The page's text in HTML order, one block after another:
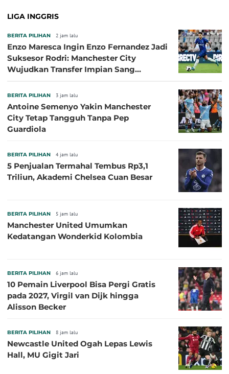
LIGA INGGRIS
BERITA PILIHAN 2 jam lalu
Enzo Maresca Ingin Enzo Fernandez Jadi
Suksesor Rodri: Manchester City
Wujudkan Transfer Impian Sang
BERITA PILIHAN 3 jam lalu
Antoine Semenyo Yakin Manchester
City Tetap Tangguh Tanpa Pep
Guardiola
BERITA PILIHAN 4 jam lalu
5 Penjualan Termahal Tembus Rp3,1
Triliun, Akademi Chelsea Cuan Besar
BERITA PILIHAN 5 jam lalu
Manchester United Umumkan
Kedatangan Wonderkid Kolombia
BERITA PILIHAN 6 jam lalu
10 Pemain Liverpool Bisa Pergi Gratis
pada 2027, Virgil van Dijk hingga
Alisson Becker
BERITA PILIHAN 8 jam lalu
Newcastle United Ogah Lepas Lewis
Hall, MU Gigit Jari